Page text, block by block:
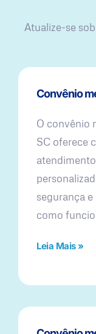
Atualize-se
Convênio
O convênio
SC oferece
segurança
como
Leia Mais »